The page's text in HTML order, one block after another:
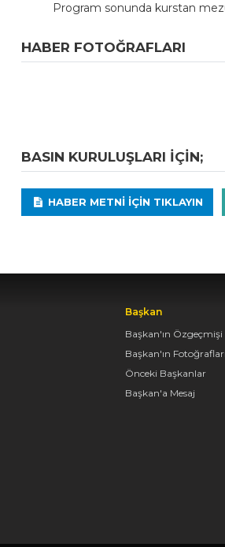
Program sonunda kurstan
HABER FOTOĞRAFLARI
BASIN KURULUŞLARI IÇIN;
HABER METNI IÇIN TIKLAYIN
Başkan
Başkan'ın Özgeçmişi
Başkan'ın Fotoğrafları
Önceki Başkanlar
Başkan'a Mesaj